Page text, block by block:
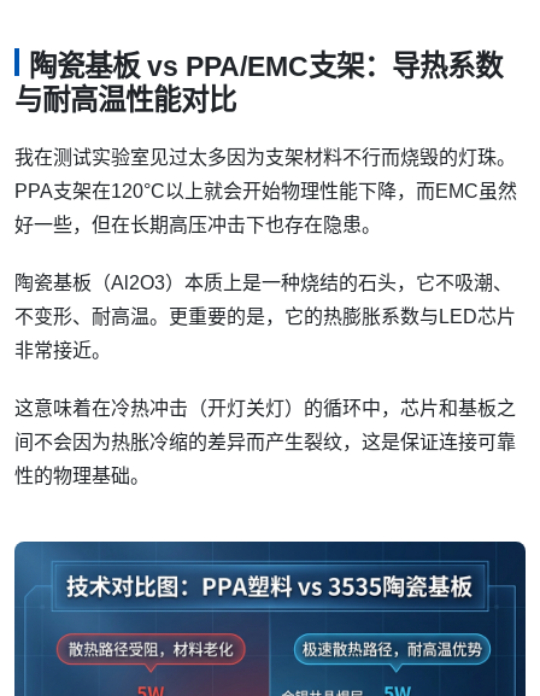
陶瓷基板 vs PPA/EMC支架：导热系数
与耐高温性能对比
我在测试实验室见过太多因为支架材料不行而烧毁的灯珠。
PPA支架在120°C以上就会开始物理性能下降，而EMC虽然
好一些，但在长期高压冲击下也存在隐患。
陶瓷基板（Al2O3）本质上是一种烧结的石头，它不吸潮、
不变形、耐高温。更重要的是，它的热膨胀系数与LED芯片
非常接近。
这意味着在冷热冲击（开灯关灯）的循环中，芯片和基板之
间不会因为热胀冷缩的差异而产生裂纹，这是保证连接可靠
性的物理基础。